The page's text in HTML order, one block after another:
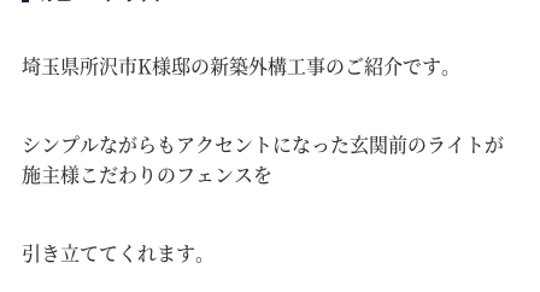
埼玉県所沢市K様邸の新築外構工事のご紹介です。
シンプルながらもアクセントになった玄関前のライトが
施主様こだわりのフェンスを
引き立ててくれます。